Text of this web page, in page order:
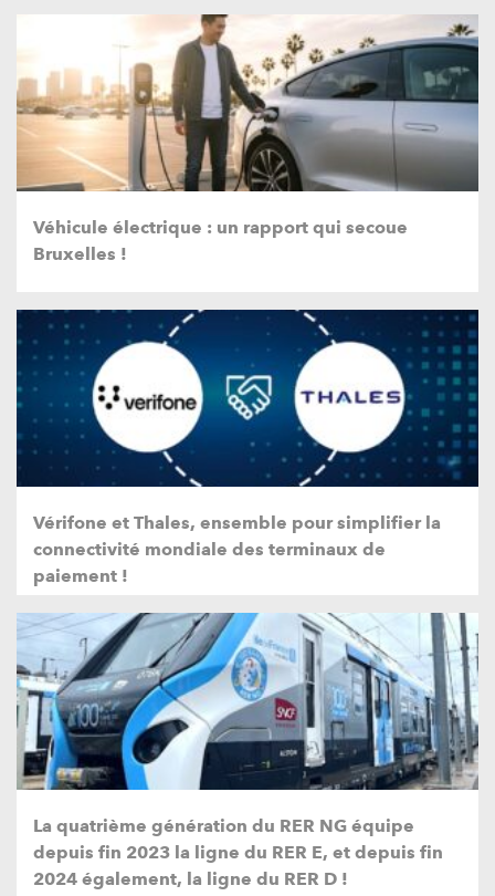
Véhicule électrique : un rapport qui secoue
Bruxelles !
Vérifone et Thales, ensemble pour simplifier la
connectivité mondiale des terminaux de
paiement !
La quatrième génération du RER NG équipe
depuis fin 2023 la ligne du RER E, et depuis fin
2024 également, la ligne du RER D !